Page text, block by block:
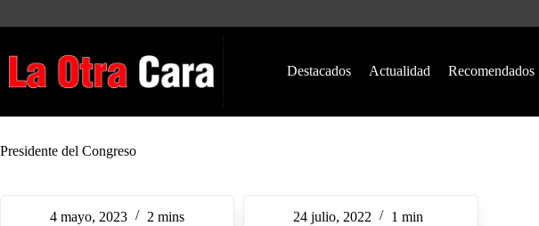
Destacados Actualidad Recomendados
Presidente del Congreso
4 mayo, 2023 2 mins 24 julio, 2022 1 min